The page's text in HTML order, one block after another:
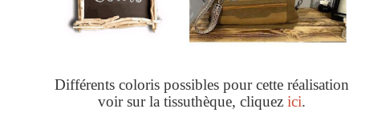
Différents coloris possibles pour cette réalisation
voir sur la tissuthèque, cliquez ici.